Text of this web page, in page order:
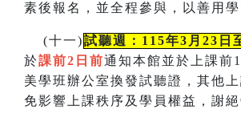
素後報名，並全程參與，以善用學
(十一)試聽週：115年3月23日
於課前2日前通知本館並於上課前
美學班辦公室換發試聽證， 其他
免影響上課秩序及學員權益，謝絕